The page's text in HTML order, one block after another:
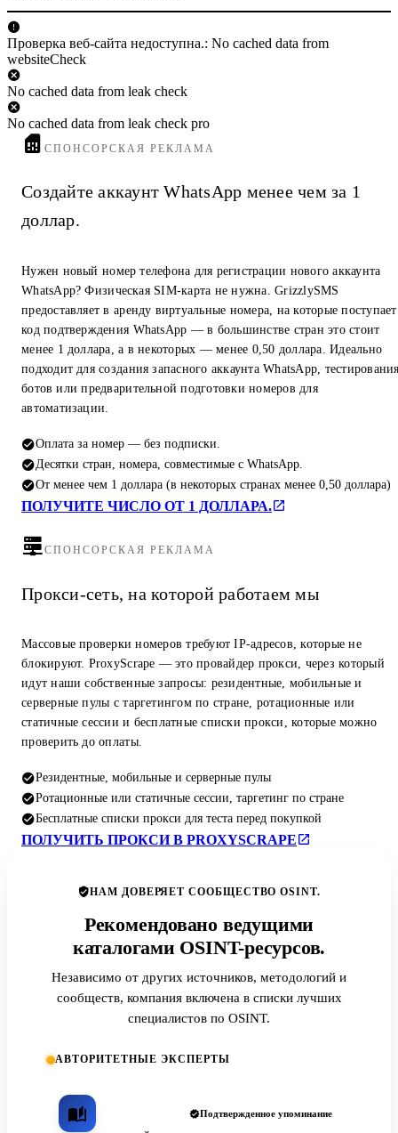
Проверка веб-сайта недоступна.: No cached data from
websiteCheck
No cached data from leak check
No cached data from leak check pro
СПОНСОРСКАЯ РЕКЛАМА
Создайте аккаунт WhatsApp менее чем за 1
доллар.
Нужен новый номер телефона для регистрации нового аккаунта
WhatsApp? Физическая SIM-карта не нужна. GrizzlySMS
предоставляет в аренду виртуальные номера, на которые поступает
код подтверждения WhatsApp — в большинстве стран это стоит
менее 1 доллара, а в некоторых — менее 0,50 доллара. Идеально
подходит для создания запасного аккаунта WhatsApp,
ботов или предварительной подготовки номеров для
автоматизации.
Оплата за номер — без подписки.
Десятки стран, номера, совместимые с WhatsApp.
От менее чем 1 доллара (в некоторых странах менее 0,50 доллара)
ПОЛУЧИТЕ ЧИСЛО ОТ 1 ДОЛЛАРА.
СПОНСОРСКАЯ РЕКЛАМА
Прокси-сеть, на которой работаем мы
Массовые проверки номеров требуют IP-адресов, которые не
блокируют. ProxyScrape — это провайдер прокси, через который
идут наши собственные запросы: резидентные, мобильные и
серверные пулы с таргетингом по стране, ротационные или
статичные сессии и бесплатные списки прокси, которые можно
проверить до оплаты.
Резидентные, мобильные и серверные пулы
Ротационные или статичные сессии, таргетинг по стране
Бесплатные списки прокси для теста перед покупкой
ПОЛУЧИТЬ ПРОКСИ В PROXYSCRAPE
НАМ ДОВЕРЯЕТ СООБЩЕСТВО OSINT.
Рекомендовано ведущими
каталогами OSINT-ресурсов.
Независимо от других источников, методологий и
сообществ, компания включена в списки лучших
специалистов по OSINT.
АВТОРИТЕТНЫЕ ЭКСПЕРТЫ
Подтвержденное упоминание